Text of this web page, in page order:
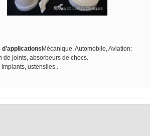
d’applications Mécanique, Automobile, Aviation:
de joints, absorbeurs de chocs.
Implants, ustensiles .